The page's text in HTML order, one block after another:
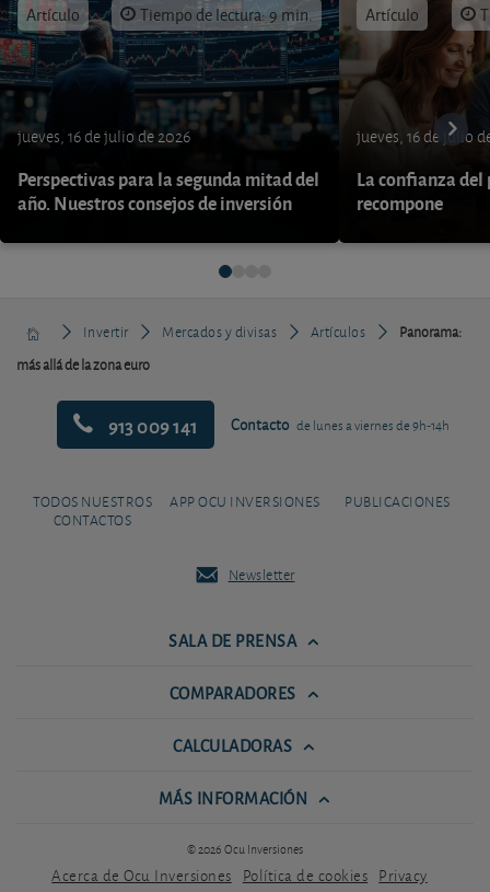
Artículo Tiempo de lectura: 9 min.
jueves, 16 de julio de 2026
Perspectivas para la segunda mitad del
año. Nuestros consejos de inversión
Artículo
jueves, 16 de julio
La confianza del
recompone
Invertir Mercados y divisas Artículos
Panorama:
más allá de la zona euro
913 009 141 Contacto de lunes a viernes de 9h-14h
TODOS NUESTROS
CONTACTOS
APP OCU INVERSIONES PUBLICACIONES
Newsletter
SALA DE PRENSA
COMPARADORES
CALCULADORAS
MÁS INFORMACIÓN
© 2026 Ocu Inversiones
Acerca de Ocu Inversiones Política de cookies Privacy